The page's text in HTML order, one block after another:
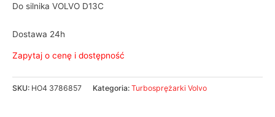
Do silnika VOLVO D13C
Dostawa 24h
Zapytaj o cenę i dostępność
SKU: HO4 3786857 Kategoria: Turbosprężarki Volvo